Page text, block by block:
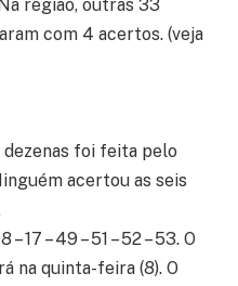
região, outras 33
com 4 acertos. (veja
foi feita pelo
acertou as seis
17 – 49 – 51 – 52 – 53. O
na quinta-feira (8). O